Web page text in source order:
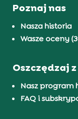
Poznaj nas
Nasza historia
Wasze oceny
Oszczędzaj
Nasz program
FAQ i